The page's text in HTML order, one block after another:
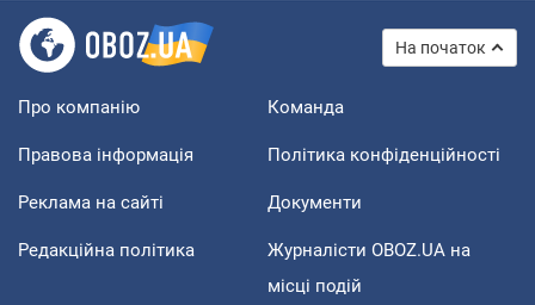
На початок
Про компанію Команда
Правова інформація Політика конфіденційності
Реклама на сайті Документи
Редакційна політика
Журналісти OBOZ.UA на
місці подій